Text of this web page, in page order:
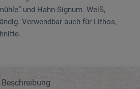
und Hahn-Signum. Weiß,
Verwendbar auch für Lithos,
Beschreibung